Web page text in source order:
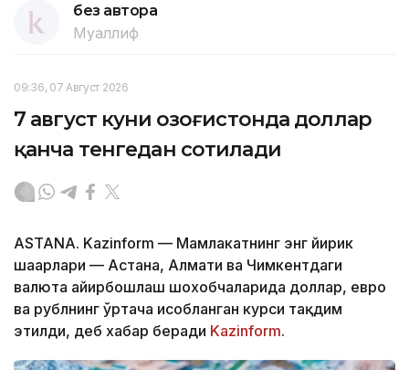
без автора
Муаллиф
09:36, 07 Август 2026
7 август куни Қозоғистонда доллар
қанча тенгедан сотилади
ASTANA. Kazinform — Мамлакатнинг энг йирик
шаҳарлари — Астана, Алмати ва Чимкентдаги
валюта айирбошлаш шохобчаларида доллар, евро
ва рублнинг ўртача ҳисобланган курси тақдим
этилди, деб хабар беради Kazinform.